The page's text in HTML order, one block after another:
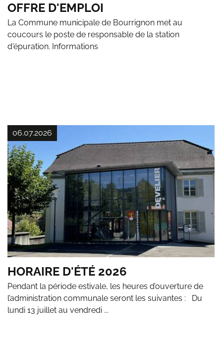
OFFRE D'EMPLOI
La Commune municipale de Bourrignon met au
coucours le poste de responsable de la station
d'épuration. Informations
06.07.2026
HORAIRE D'ÉTÉ 2026
Pendant la période estivale, les heures d’ouverture de
l’administration communale seront les suivantes : Du
lundi 13 juillet au vendredi ...